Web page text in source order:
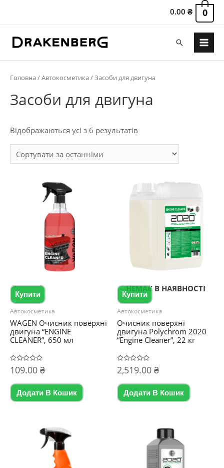
0.00₴ 0
Пошук
Main
Головна/Автокосметика/ Засоби для двигуна
Засоби для двигуна
Відображаються усі з 6 результатів
за
Купити
Автокосметика
WAGEN Очисник поверхні
двигуна “ENGINE
CLEANER”, 650 мл
Оцінено
в
з
109.00 ₴
Додати В Кошик
НЕМАЄ В НАЯВНОСТІ
Купити
Автокосметика
Очисник поверхні
двигуна Polychrom 2020
“Engine Cleaner”, 22 кг
Оцінено
в
з
2,519.00 ₴
Додати В Кошик